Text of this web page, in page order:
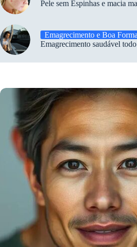
Pele sem Espinhas e macia
Emagrecimento e Boa Forma
Emagrecimento saudável